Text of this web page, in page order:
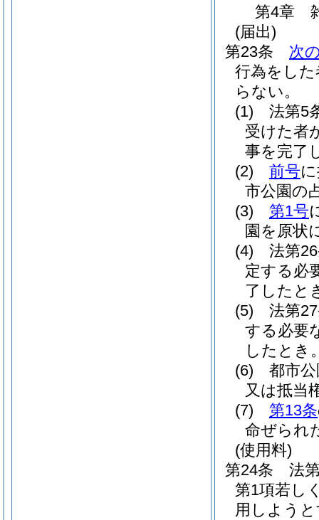
第4章
(届出)
第23条
次
行為をし
らない。
(1)
法第5
受けた者
事を完了
(2)
前号
市公園の
(3)
第1号
園を原状
(4)
法第
定する必
了したと
(5)
法第
する必要
したとき
(6)
都市
又は抵当
(7)
第13条
命ぜられ
(使用料)
第24条
法
第1項若し
用しよう